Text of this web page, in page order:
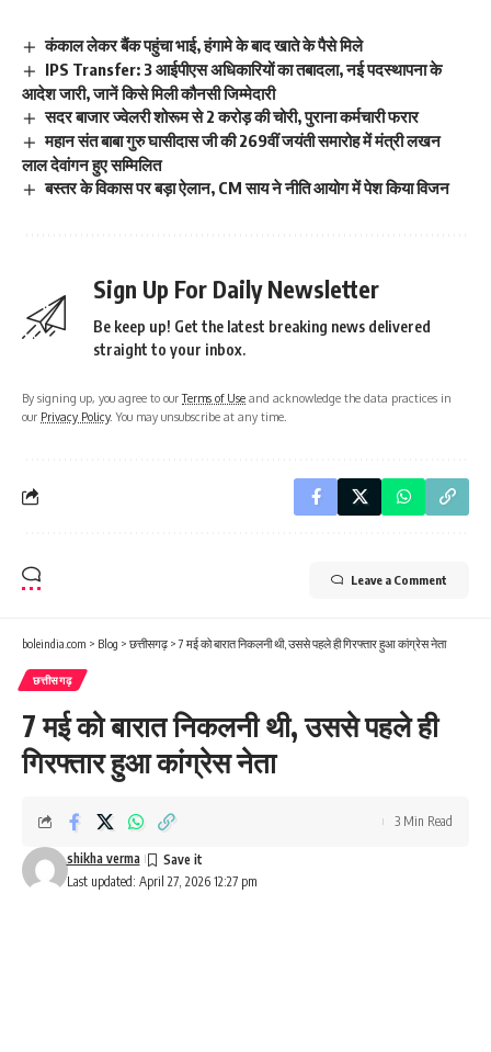
कंकाल लेकर बैंक पहुंचा भाई, हंगामे के बाद खाते के पैसे मिले
IPS Transfer: 3 आईपीएस अधिकारियों का तबादला, नई पदस्थापना के
आदेश जारी, जानें किसे मिली कौनसी जिम्मेदारी
सदर बाजार ज्वेलरी शोरूम से 2 करोड़ की चोरी, पुराना कर्मचारी फरार
महान संत बाबा गुरु घासीदास जी की 269वीं जयंती समारोह में मंत्री लखन
लाल देवांगन हुए सम्मिलित
बस्तर के विकास पर बड़ा ऐलान, CM साय ने नीति आयोग में पेश किया विजन
Sign Up For Daily Newsletter
Be keep up! Get the latest breaking news delivered
straight to your inbox.
By signing up, you agree to ourTerms of Use and acknowledge the data practices in
our Privacy Policy. You may unsubscribe at any time.
Leave a Comment
boleindia.com > Blog > छत्तीसगढ़ >7 मई को बारात निकलनी थी, उससे पहले ही गिरफ्तार हुआ कांग्रेस नेता
छत्तीसगढ़
7 मई को बारात निकलनी थी, उससे पहले ही
गिरफ्तार हुआ कांग्रेस नेता
Last updated: April 27, 2026 12:27 pm
shikha verma
3 Min Read